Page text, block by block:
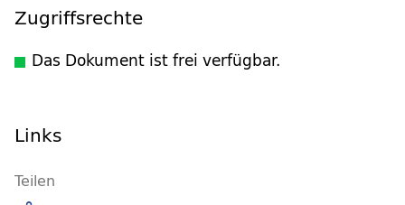
Zugriffsrechte
Das Dokument ist frei verfügbar.
Links
Teilen